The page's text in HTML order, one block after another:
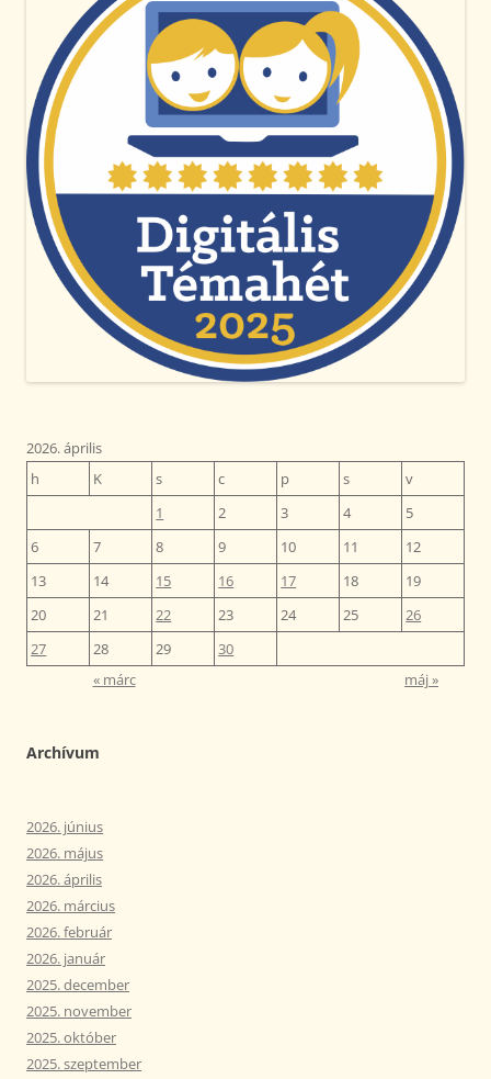
2026. április
h
K s c p s
v
1
2 3 4
5
6
7 8 9 10 11
12
13
14 15 16 17 18
19
20
21 22 23 24 25
26
27
28 29
30
« márc
máj »
Archívum
2026. június
2026. május
2026. április
2026. március
2026. február
2026. január
2025. december
2025. november
2025. október
2025. szeptember